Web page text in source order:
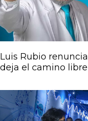
Luis Rubio
deja el camino